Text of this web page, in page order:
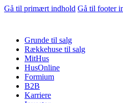
Gå til primært indhold Gå til footer
Grunde til salg
Rækkehuse til salg
MitHus
HusOnline
Formium
B2B
Karriere